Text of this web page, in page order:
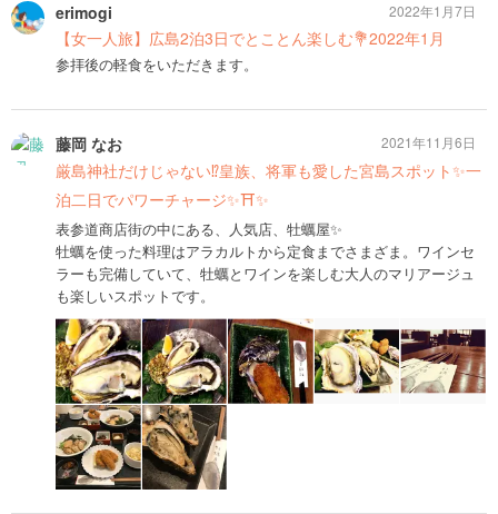
erimogi
【女一人旅】広島2泊3日でとことん楽しむ💐2022年1月
参拝後の軽食をいただきます。
2022年1月7日
藤岡 なお
厳島神社だけじゃない⁉️皇族、将軍も愛した宮島スポット✨一
泊二日でパワーチャージ✨⛩✨
表参道商店街の中にある、人気店、牡蠣屋✨
牡蠣を使った料理はアラカルトから定食までさまざま。ワインセ
ラーも完備していて、牡蠣とワインを楽しむ大人のマリアージュ
も楽しいスポットです。
2021年11月6日